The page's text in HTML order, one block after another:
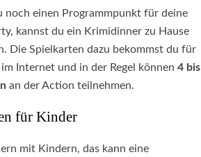
noch einen Programmpunkt für deine
kannst du ein Krimidinner zu Hause
Die Spielkarten dazu bekommst du für
Internet und in der Regel können 4 bis
an der Action teilnehmen.
für Kinder
mit Kindern, das kann eine